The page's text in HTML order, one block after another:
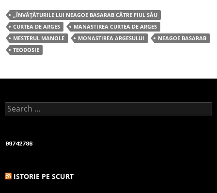
c
e
b
o
o
itt
er
ar
e
„ÎNVĂŢĂTURILE LUI NEAGOE BASARAB CĂTRE FIUL SĂU
CURTEA DE ARGES
MANASTIREA CURTEA DE ARGES
MESTERUL MANOLE
MONASTIREA ARGESULUI
NEAGOE BASARAB
TEODOSIE
Search for:
ISTORIE PE SCURT